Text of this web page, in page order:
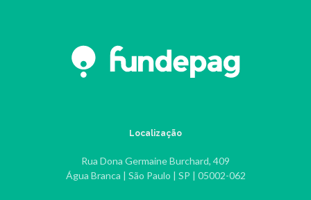
Localização
Rua Dona Germaine Burchard, 409
Água Branca | São Paulo | SP | 05002-062